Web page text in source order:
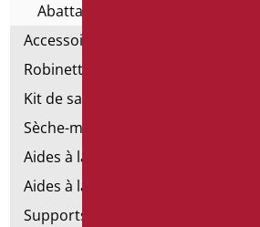
Abattants de toilettes
Accessoires pour la salle de bain
Robinetterie
Kit de salle de bains standard
Sèche-mains électriques
Aides à la salle de bains
Aides à la salle de bains en acier
Supports de fixation pour les